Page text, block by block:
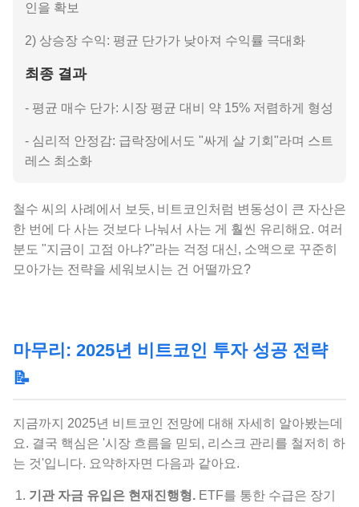
인을 확보
2) 상승장 수익: 평균 단가가 낮아져 수익률 극대화
최종 결과
- 평균 매수 단가: 시장 평균 대비 약 15% 저렴하게 형성
- 심리적 안정감: 급락장에서도 "싸게 살 기회"라며 스트
레스 최소화
철수 씨의 사례에서 보듯, 비트코인처럼 변동성이 큰 자산은
한 번에 다 사는 것보다 나눠서 사는 게 훨씬 유리해요. 여러
분도 "지금이 고점 아냐?"라는 걱정 대신, 소액으로 꾸준히
모아가는 전략을 세워보시는 건 어떨까요?
마무리: 2025년 비트코인 투자 성공 전략
📝
지금까지 2025년 비트코인 전망에 대해 자세히 알아봤는데
요. 결국 핵심은 '시장 흐름을 믿되, 리스크 관리를 철저히 하
는 것'입니다. 요약하자면 다음과 같아요.
기관 자금 유입은 현재진행형. ETF를 통한 수급은 장기